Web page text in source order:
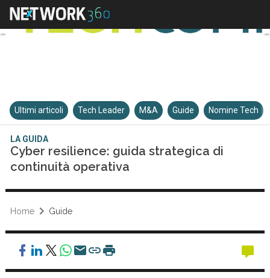
Ultimi articoli Tech Leader M&A Guide Nomine Tech
LA GUIDA
Cyber resilience: guida strategica di
continuità operativa
Home Guide